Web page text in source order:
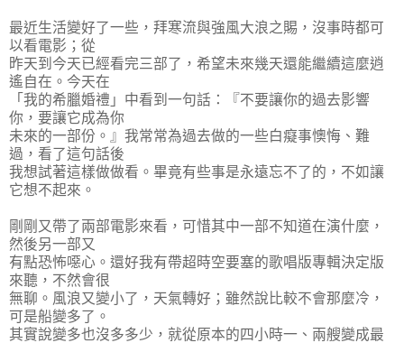
最近生活變好了一些，拜寒流與強風大浪之賜，沒事時都可
以看電影；從
昨天到今天已經看完三部了，希望未來幾天還能繼續這麼逍
遙自在。今天在
「我的希臘婚禮」中看到一句話：『不要讓你的過去影響
你，要讓它成為你
未來的一部份。』我常常為過去做的一些白癡事懊悔、難
過，看了這句話後
我想試著這樣做做看。畢竟有些事是永遠忘不了的，不如讓
它想不起來。
剛剛又帶了兩部電影來看，可惜其中一部不知道在演什麼，
然後另一部又
有點恐怖噁心。還好我有帶超時空要塞的歌唱版專輯決定版
來聽，不然會很
無聊。風浪又變小了，天氣轉好；雖然說比較不會那麼冷，
可是船變多了。
其實說變多也沒多多少，就從原本的四小時一、兩艘變成最